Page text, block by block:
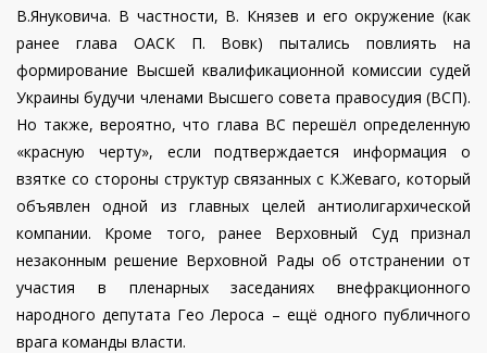
В.Януковича. В частности, В. Князев и его окружение (как
ранее глава ОАСК П. Вовк) пытались повлиять на
формирование Высшей квалификационной комиссии судей
Украины будучи членами Высшего совета правосудия (ВСП).
Но также, вероятно, что глава ВС перешёл определенную
«красную черту», если подтверждается информация о
взятке со стороны структур связанных с К.Жеваго, который
объявлен одной из главных целей антиолигархической
компании. Кроме того, ранее Верховный Суд признал
незаконным решение Верховной Рады об отстранении от
участия в пленарных заседаниях внефракционного
народного депутата Гео Лероса – ещё одного публичного
врага команды власти.